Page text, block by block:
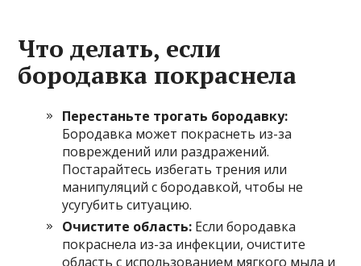
Что делать, если
бородавка покраснела
Перестаньте трогать бородавку:
Бородавка может покраснеть из-за
повреждений или раздражений.
Постарайтесь избегать трения или
манипуляций с бородавкой, чтобы не
усугубить ситуацию.
Очистите область: Если бородавка
покраснела из-за инфекции, очистите
область с использованием мягкого мыла и